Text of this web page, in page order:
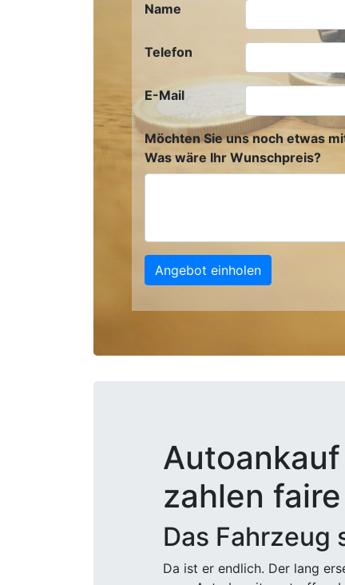
Name
Telefon
E-Mail
Möchten Sie uns noch etwas
Was wäre Ihr Wunschpreis?
Angebot einholen
zahlen
Das Fahrzeug
Da ist er endlich. Der lang